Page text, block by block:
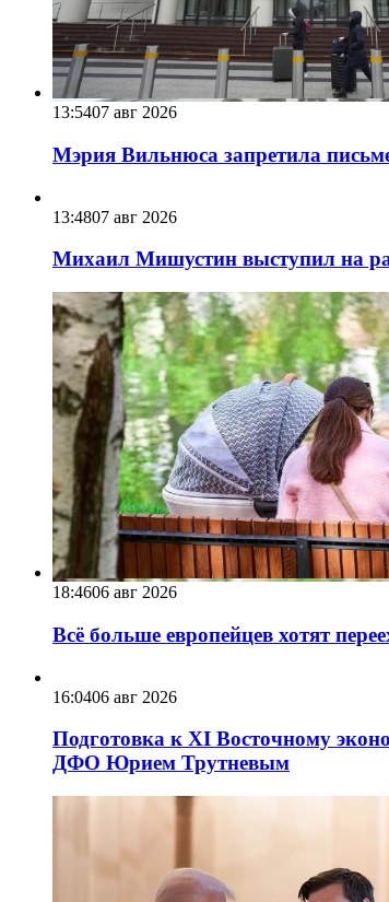
13:5407 авг 2026
Мэрия Вильнюса запретила
13:4807 авг 2026
Михаил Мишустин выступил на
18:4606 авг 2026
Всё больше европейцев хотят
16:0406 авг 2026
Подготовка к XI Восточному
ДФО Юрием Трутневым